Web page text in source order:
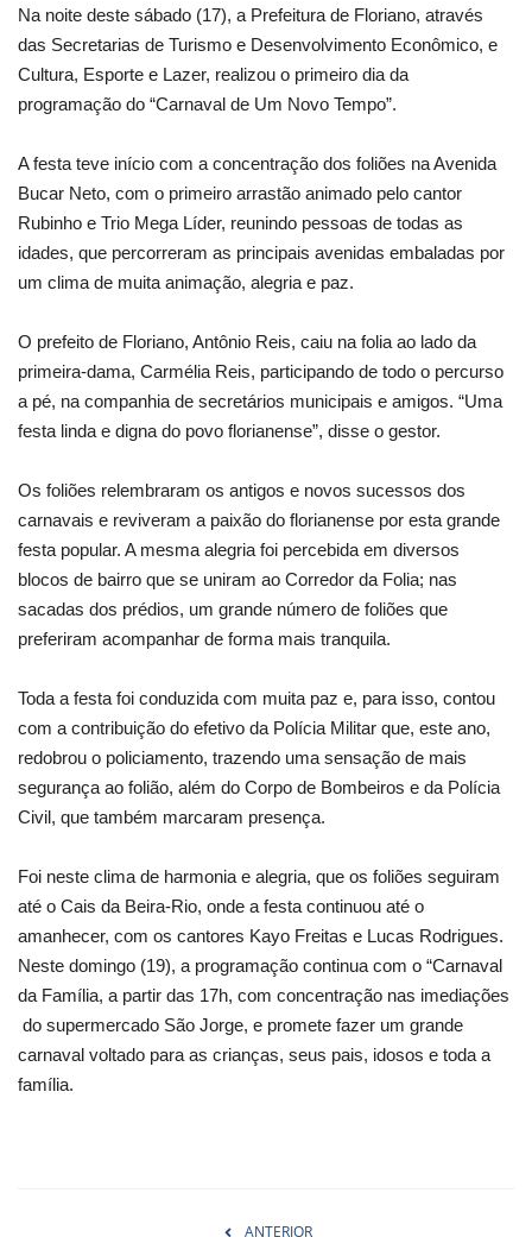
Na noite deste sábado (17), a Prefeitura de Floriano, através
das Secretarias de Turismo e Desenvolvimento Econômico, e
Cultura, Esporte e Lazer, realizou o primeiro dia da
programação do “Carnaval de Um Novo Tempo”.
A festa teve início com a concentração dos foliões na Avenida
Bucar Neto, com o primeiro arrastão animado pelo cantor
Rubinho e Trio Mega Líder, reunindo pessoas de todas as
idades, que percorreram as principais avenidas embaladas por
um clima de muita animação, alegria e paz.
O prefeito de Floriano, Antônio Reis, caiu na folia ao lado da
primeira-dama, Carmélia Reis, participando de todo o percurso
a pé, na companhia de secretários municipais e amigos. “Uma
festa linda e digna do povo florianense”, disse o gestor.
Os foliões relembraram os antigos e novos sucessos dos
carnavais e reviveram a paixão do florianense por esta grande
festa popular. A mesma alegria foi percebida em diversos
blocos de bairro que se uniram ao Corredor da Folia; nas
sacadas dos prédios, um grande número de foliões que
preferiram acompanhar de forma mais tranquila.
Toda a festa foi conduzida com muita paz e, para isso, contou
com a contribuição do efetivo da Polícia Militar que, este ano,
redobrou o policiamento, trazendo uma sensação de mais
segurança ao folião, além do Corpo de Bombeiros e da Polícia
Civil, que também marcaram presença.
Foi neste clima de harmonia e alegria, que os foliões seguiram
até o Cais da Beira-Rio, onde a festa continuou até o
amanhecer, com os cantores Kayo Freitas e Lucas Rodrigues.
Neste domingo (19), a programação continua com o “Carnaval
da Família, a partir das 17h, com concentração nas imediações
do supermercado São Jorge, e promete fazer um grande
carnaval voltado para as crianças, seus pais, idosos e toda a
família.
ANTERIOR